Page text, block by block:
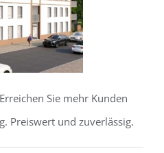
Sie mehr Kunden
Preiswert und zuverlässig.